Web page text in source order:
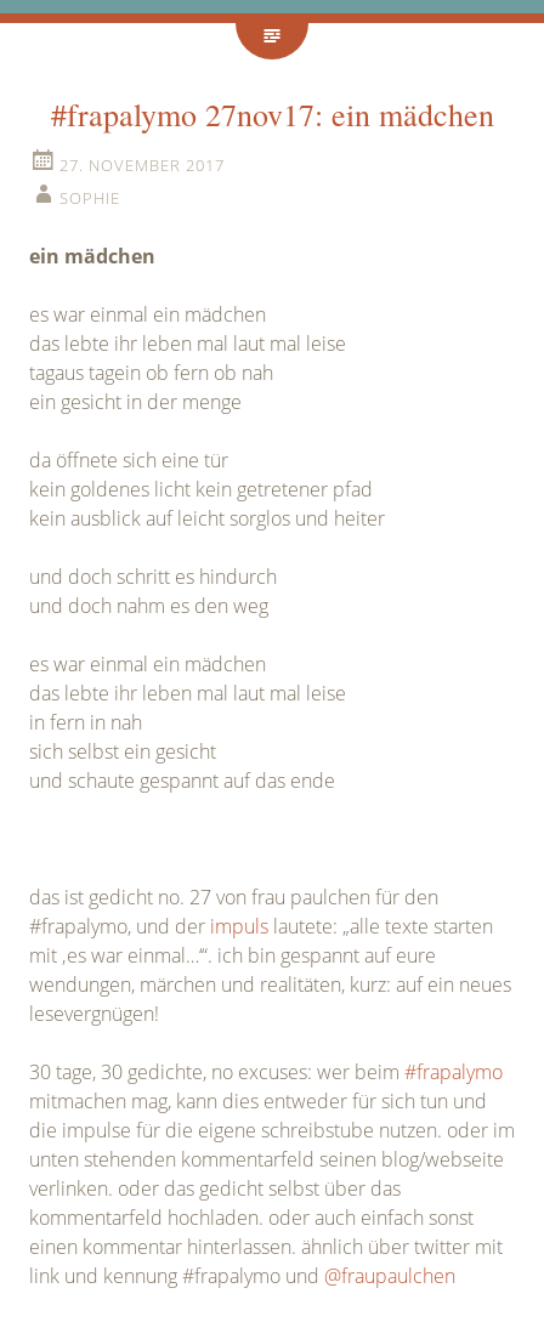
#frapalymo 27nov17: ein mädchen
27. NOVEMBER 2017
SOPHIE
ein mädchen
es war einmal ein mädchen
das lebte ihr leben mal laut mal leise
tagaus tagein ob fern ob nah
ein gesicht in der menge
da öffnete sich eine tür
kein goldenes licht kein getretener pfad
kein ausblick auf leicht sorglos und heiter
und doch schritt es hindurch
und doch nahm es den weg
es war einmal ein mädchen
das lebte ihr leben mal laut mal leise
in fern in nah
sich selbst ein gesicht
und schaute gespannt auf das ende
das ist gedicht no. 27 von frau paulchen für den
#frapalymo, und der impuls lautete: „alle texte starten
mit ‚es war einmal…‘“. ich bin gespannt auf eure
wendungen, märchen und realitäten, kurz: auf ein neues
lesevergnügen!
30 tage, 30 gedichte, no excuses: wer beim #frapalymo
mitmachen mag, kann dies entweder für sich tun und
die impulse für die eigene schreibstube nutzen. oder im
unten stehenden kommentarfeld seinen blog/webseite
verlinken. oder das gedicht selbst über das
kommentarfeld hochladen. oder auch einfach sonst
einen kommentar hinterlassen. ähnlich über twitter mit
link und kennung #frapalymo und @fraupaulchen